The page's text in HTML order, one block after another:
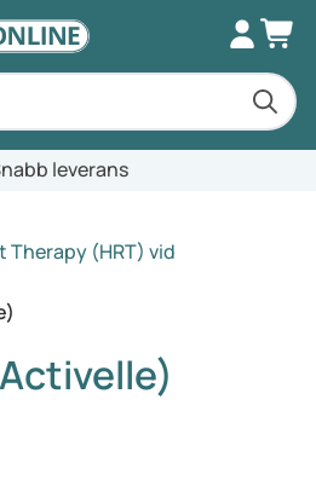
leverans
Therapy (HRT) vid